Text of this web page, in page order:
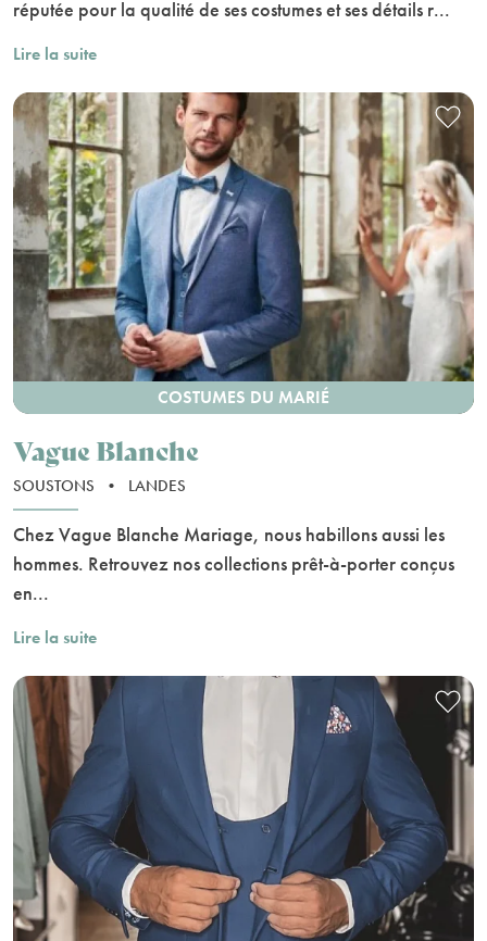
réputée pour la qualité de ses costumes et ses détails r...
Lire la suite
COSTUMES DU MARIÉ
Vague Blanche
SOUSTONS • LANDES
Chez Vague Blanche Mariage, nous habillons aussi les
hommes. Retrouvez nos collections prêt-à-porter conçus
en...
Lire la suite